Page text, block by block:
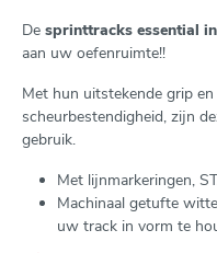
De sprinttracks essential
aan uw oefenruimte!!
Met hun uitstekende grip
scheurbestendigheid, zijn
gebruik.
Met lijnmarkeringen,
Machinaal getufte
uw track in vorm te